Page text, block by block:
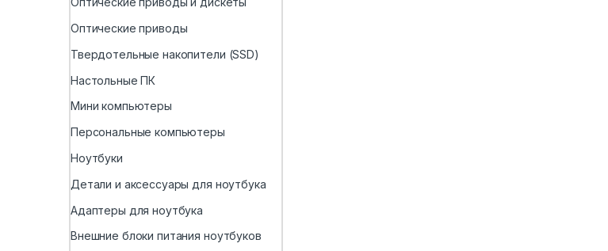
Оптические приводы
Твердотельные накопители (SSD)
Настольные ПК
Мини компьютеры
Персональные компьютеры
Ноутбуки
Детали и аксессуары для ноутбука
Адаптеры для ноутбука
Внешние блоки питания ноутбуков